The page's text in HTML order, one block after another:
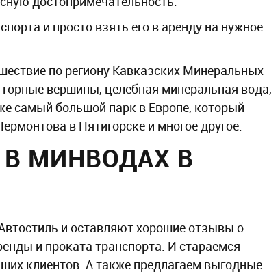
и просто взять его в аренду на нужное
по региону Кавказских Минеральных
вершины, целебная минеральная вода,
самый большой парк в Европе, который
в Пятигорске и многое другое.
МИНВОДАХ В
и оставляют хорошие отзывы о
и проката транспорта. И стараемся
клиентов. А также предлагаем выгодные